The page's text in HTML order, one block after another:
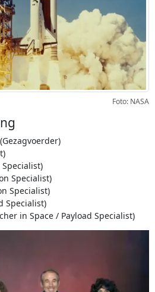
Foto: NASA
Specialist)
Specialist)
Specialist)
in Space / Payload Specialist)